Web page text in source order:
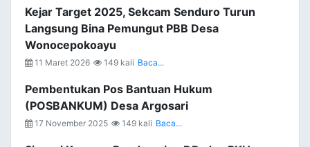
Kejar Target 2025, Sekcam Senduro Turun
Langsung Bina Pemungut PBB Desa
Wonocepokoayu
11 Maret 2026 149 kali Baca...
Pembentukan Pos Bantuan Hukum
(POSBANKUM) Desa Argosari
17 November 2025 149 kali Baca...